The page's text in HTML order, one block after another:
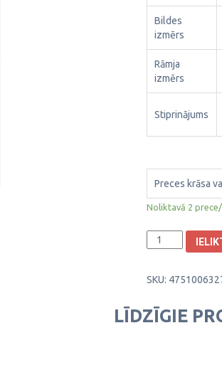
Bildes
izmērs
Rāmja
izmērs
Stiprinājums
Preces krāsa
Noliktavā 2
Plastikāta
Foto
Aura
1303035
daudzums
SKU:
LĪDZĪGIE